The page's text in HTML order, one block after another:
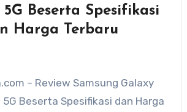
Beserta Spesifikasi
Harga Terbaru
– Review Samsung Galaxy
Beserta Spesifikasi dan Harga